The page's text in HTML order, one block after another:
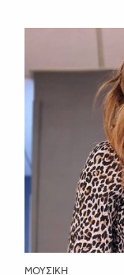
ΜΟΥΣΙΚΉ